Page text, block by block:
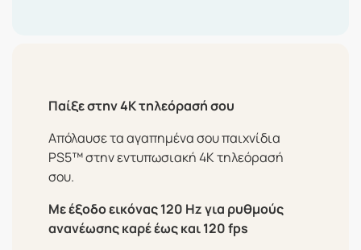
Παίξε στην 4K τηλεόρασή σου
Απόλαυσε τα αγαπημένα σου παιχνίδια
PS5™ στην εντυπωσιακή 4K τηλεόρασή
σου.
Με έξοδο εικόνας 120 Hz για ρυθμούς
ανανέωσης καρέ έως και 120 fps